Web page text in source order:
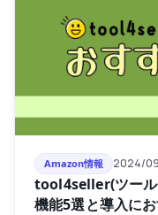
Amazon情報 2024/
tool4seller(ツール
機能5選と導入に